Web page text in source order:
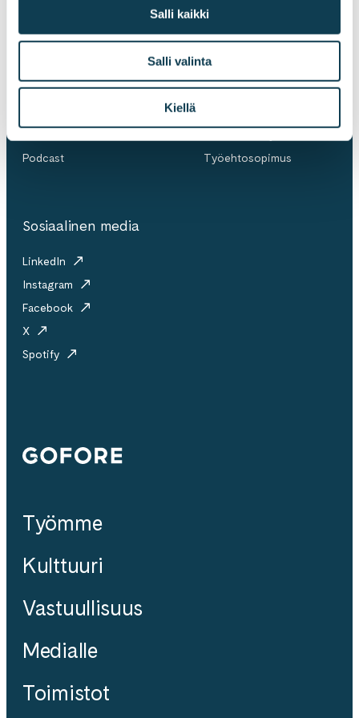
Salli kaikki
Salli valinta
Kiellä
Blogi ja artikkelit
Podcast
Liity joukkoon
Kulttuuri
Työehtosopimus
Sosiaalinen media
LinkedIn
Instagram
Facebook
X
Spotify
Gofore
Työmme
Kulttuuri
Vastuullisuus
Medialle
Toimistot